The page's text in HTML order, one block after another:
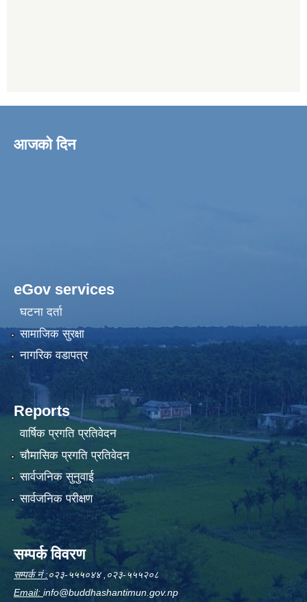
आजको दिन
eGov services
घटना दर्ता
सामाजिक सुरक्षा
नागरिक वडापत्र
Reports
वार्षिक प्रगति प्रतिवेदन
चौमासिक प्रगति प्रतिवेदन
सार्वजनिक सुनुवाई
सार्वजनिक परीक्षण
सम्पर्क विवरण
सम्पर्क नं :०२३-५५५०४४ ,०२३-५५५२०८
Email: info@buddhashantimun.gov.np